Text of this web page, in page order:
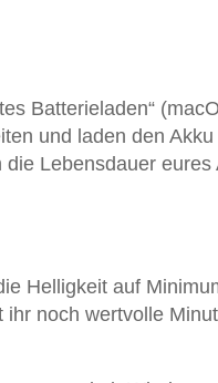
Batterieladen“
und laden den Akku
Lebensdauer eures
Helligkeit auf
noch wertvolle